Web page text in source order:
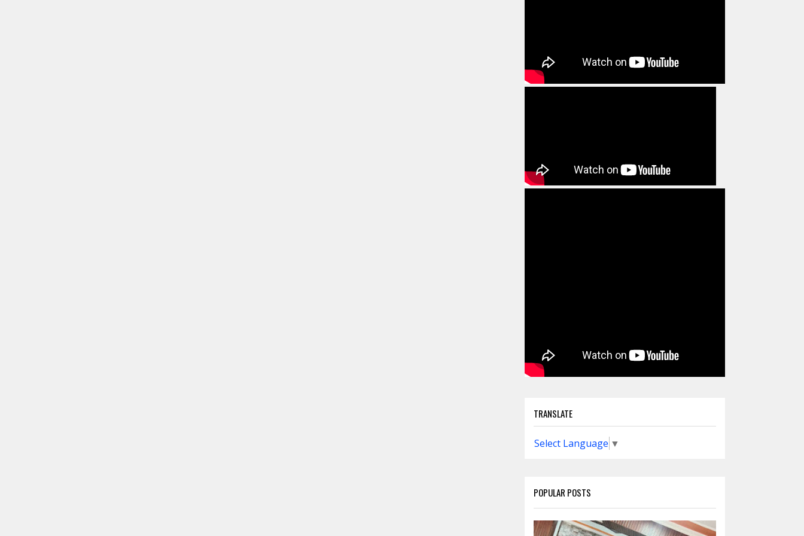
TRANSLATE
Select Language ▼
POPULAR POSTS